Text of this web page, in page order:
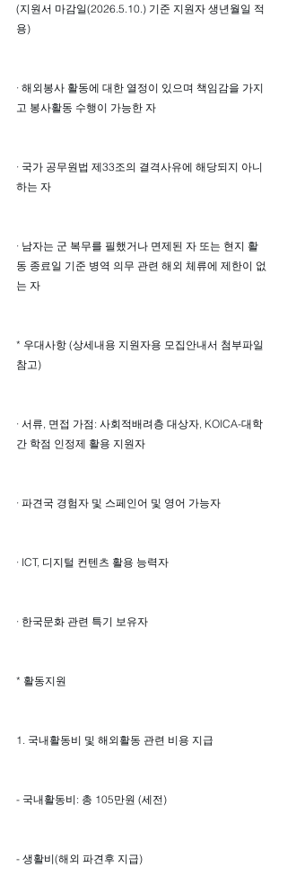
(지원서 마감일(2026.5.10.) 기준 지원자 생년월일 적
용)
· 해외봉사 활동에 대한 열정이 있으며 책임감을 가지
고 봉사활동 수행이 가능한 자
· 국가 공무원법 제33조의 결격사유에 해당되지 아니
하는 자
· 남자는 군 복무를 필했거나 면제된 자 또는 현지 활
동 종료일 기준 병역 의무 관련 해외 체류에 제한이 없
는 자
* 우대사항 (상세내용 지원자용 모집안내서 첨부파일
참고)
· 서류, 면접 가점: 사회적배려층 대상자, KOICA-대학
간 학점 인정제 활용 지원자
· 파견국 경험자 및 스페인어 및 영어 가능자
· ICT, 디지털 컨텐츠 활용 능력자
· 한국문화 관련 특기 보유자
* 활동지원
1. 국내활동비 및 해외활동 관련 비용 지급
- 국내활동비: 총 105만원 (세전)
- 생활비(해외 파견후 지급)